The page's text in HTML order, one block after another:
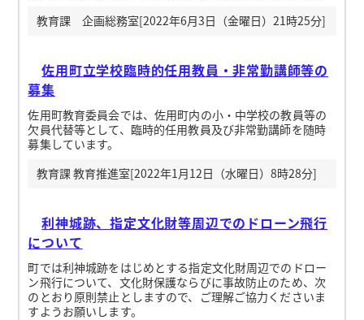
教育課 企画総務室[2022年6月3日（金曜日）21時25分]
佐用町立学校臨時的任用教員・非常勤講師等の
募集
佐用町教育委員会では、佐用町内の小・中学校の教員等の
欠員代替等として、臨時的任用教員及び非常勤講師を随時
募集しています。
教育課 教育推進室[2022年1月12日（水曜日）8時28分]
利神城跡、指定文化財等周辺でのドローン飛行
について
町では利神城跡をはじめとする指定文化財周辺でのドロー
ン飛行について、文化財保護ならびに事故防止のため、次
のとおり原則禁止としますので、ご理解ご協力くださいま
すようお願いします。